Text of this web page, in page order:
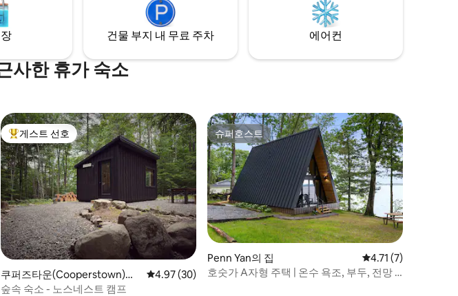
즐기거나 푸시크리크 물가로 내려가는 산책
로를 따라 가보세요.
건물 부지 내 무료 주차 에어컨
사한 휴가 숙소
상위 게스트 선호
게스트 선호
쿠퍼즈타운(Cooperstown)의
초소형 주택
평점 4.97점(5점 만점), 후기 30개
4.97 (30)
숲속 숙소 - 노스네스트 캠프
슈퍼호스트
슈퍼호스트
Penn Yan의 집 평점 4.71점(5점 만
4.71 (7)
호숫가 A자형 주택 | 온수 욕조, 부두, 전망 |